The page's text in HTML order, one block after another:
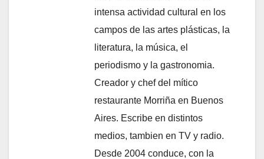
intensa actividad cultural en los
campos de las artes plásticas, la
literatura, la música, el
periodismo y la gastronomia.
Creador y chef del mítico
restaurante Morriña en Buenos
Aires. Escribe en distintos
medios, tambien en TV y radio.
Desde 2004 conduce, con la